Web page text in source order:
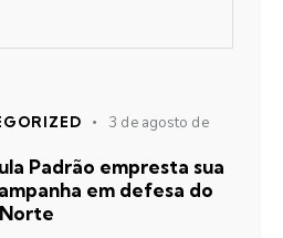
3 de agosto de
Padrão empresta sua
em defesa do